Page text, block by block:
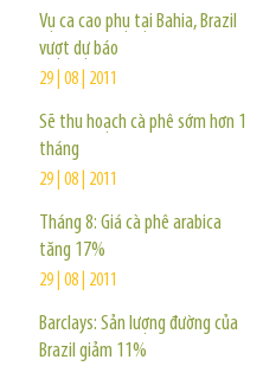
Vụ ca cao phụ tại Bahia, Brazil
vượt dự báo
29 | 08 | 2011
Sẽ thu hoạch cà phê sớm hơn 1
tháng
29 | 08 | 2011
Tháng 8: Giá cà phê arabica
tăng 17%
29 | 08 | 2011
Barclays: Sản lượng đường của
Brazil giảm 11%